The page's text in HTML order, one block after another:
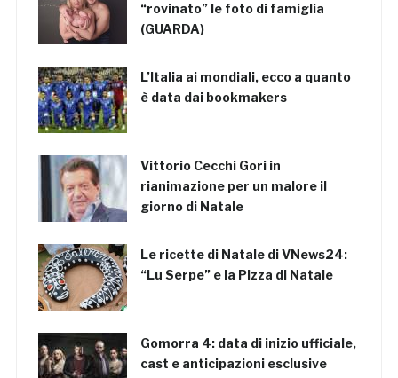
“rovinato” le foto di famiglia
(GUARDA)
L’Italia ai mondiali, ecco a quanto
è data dai bookmakers
Vittorio Cecchi Gori in
rianimazione per un malore il
giorno di Natale
Le ricette di Natale di VNews24:
“Lu Serpe” e la Pizza di Natale
Gomorra 4: data di inizio ufficiale,
cast e anticipazioni esclusive